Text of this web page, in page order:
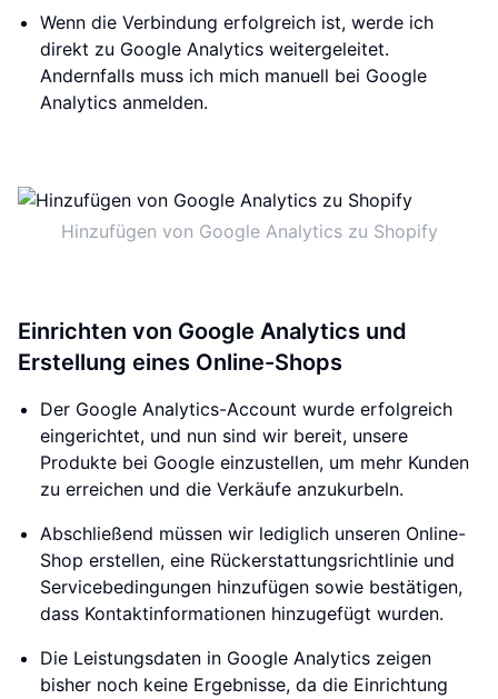
Wenn die Verbindung erfolgreich ist, werde ich
direkt zu Google Analytics weitergeleitet.
Andernfalls muss ich mich manuell bei Google
Analytics anmelden.
Hinzufügen von Google Analytics zu Shopify
Einrichten von Google Analytics und
Erstellung eines Online-Shops
Der Google Analytics-Account wurde erfolgreich
eingerichtet, und nun sind wir bereit, unsere
Produkte bei Google einzustellen, um mehr Kunden
zu erreichen und die Verkäufe anzukurbeln.
Abschließend müssen wir lediglich unseren Online-
Shop erstellen, eine Rückerstattungsrichtlinie und
Servicebedingungen hinzufügen sowie bestätigen,
dass Kontaktinformationen hinzugefügt wurden.
Die Leistungsdaten in Google Analytics zeigen
bisher noch keine Ergebnisse, da die Einrichtung